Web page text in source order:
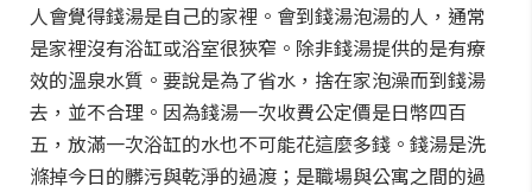
人會覺得錢湯是自己的家裡。會到錢湯泡湯的人，通常
是家裡沒有浴缸或浴室很狹窄。除非錢湯提供的是有療
效的溫泉水質。要說是為了省水，捨在家泡澡而到錢湯
去，並不合理。因為錢湯一次收費公定價是日幣四百
五，放滿一次浴缸的水也不可能花這麼多錢。錢湯是洗
滌掉今日的髒污與乾淨的過渡；是職場與公寓之間的過